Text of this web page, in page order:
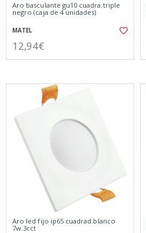
Aro basculante gu10 cuadra.triple
negro (caja de 4 unidades)
MATEL
12,94€
Aro led fijo ip65 cuadrad.blanco
7w.3cct